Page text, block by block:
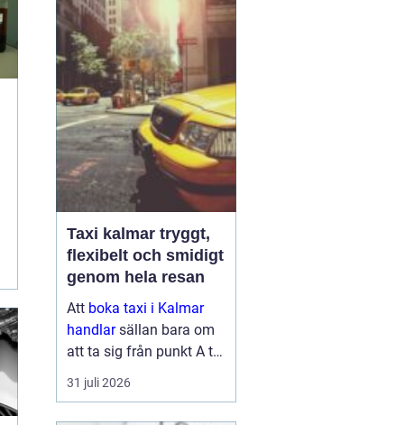
plats där de g&aum...
Taxi kalmar tryggt,
flexibelt och smidigt
genom hela resan
Att boka taxi i Kalmar
handlarsällan bara om
att ta sig från punkt A till
punkt B. För många är
resan en viktig del av
31 juli 2026